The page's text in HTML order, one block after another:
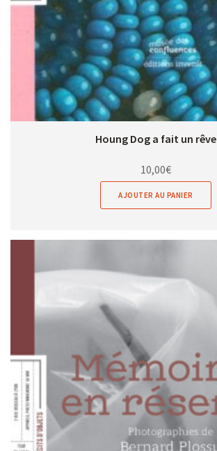
Houng Dog a fait un rêve
10,00€
AJOUTER AU PANIER